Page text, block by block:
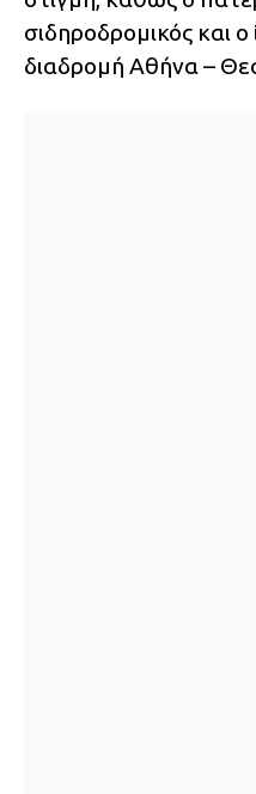
σιδηροδρομικός και
διαδρομή Αθήνα –